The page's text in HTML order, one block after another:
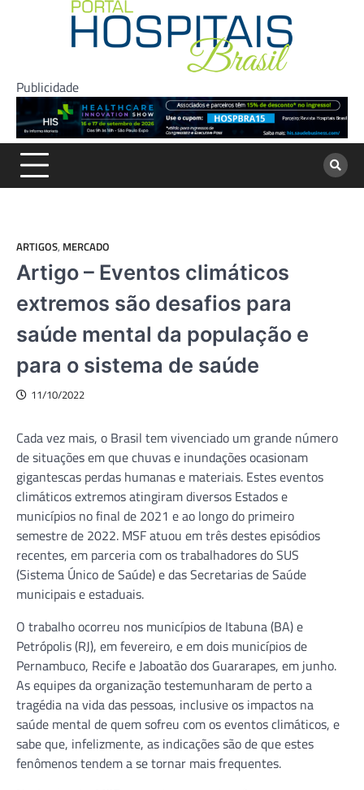
Publicidade
ARTIGOS, MERCADO
Artigo – Eventos climáticos
extremos são desafios para
saúde mental da população e
para o sistema de saúde
11/10/2022
Cada vez mais, o Brasil tem vivenciado um grande número
de situações em que chuvas e inundações ocasionam
gigantescas perdas humanas e materiais. Estes eventos
climáticos extremos atingiram diversos Estados e
municípios no final de 2021 e ao longo do primeiro
semestre de 2022. MSF atuou em três destes episódios
recentes, em parceria com os trabalhadores do SUS
(Sistema Único de Saúde) e das Secretarias de Saúde
municipais e estaduais.
O trabalho ocorreu nos municípios de Itabuna (BA) e
Petrópolis (RJ), em fevereiro, e em dois municípios de
Pernambuco, Recife e Jaboatão dos Guararapes, em junho.
As equipes da organização testemunharam de perto a
tragédia na vida das pessoas, inclusive os impactos na
saúde mental de quem sofreu com os eventos climáticos, e
sabe que, infelizmente, as indicações são de que estes
fenômenos tendem a se tornar mais frequentes.